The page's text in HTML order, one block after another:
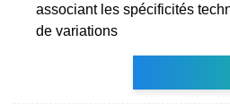
associant les spécificités
de variations